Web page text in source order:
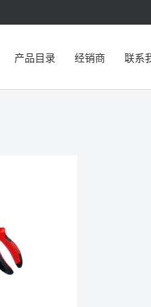
产品目录 经销商 联系